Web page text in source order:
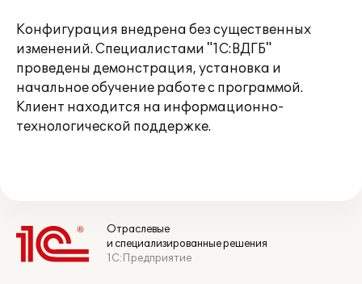
Конфигурация внедрена без существенных
изменений. Специалистами "1С:ВДГБ"
проведены демонстрация, установка и
начальное обучение работе с программой.
Клиент находится на информационно-
технологической поддержке.
Отраслевые
и специализированные решения
1С:Предприятие